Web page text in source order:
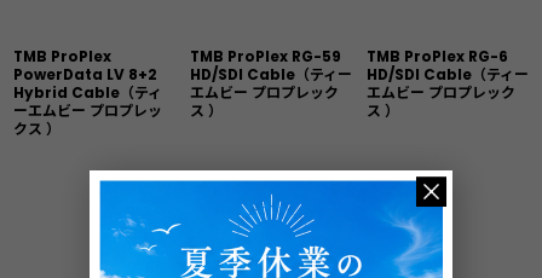
TMB ProPlex
PowerData LV 8+2
Hybrid Cable（ティ
ーエムビー プロプレッ
クス ）
TMB ProPlex RG-59
HD/SDI Cable（ティー
エムビー プロプレック
ス ）
TMB ProPlex RG-6
HD/SDI Cable（ティー
エムビー プロプレック
ス ）